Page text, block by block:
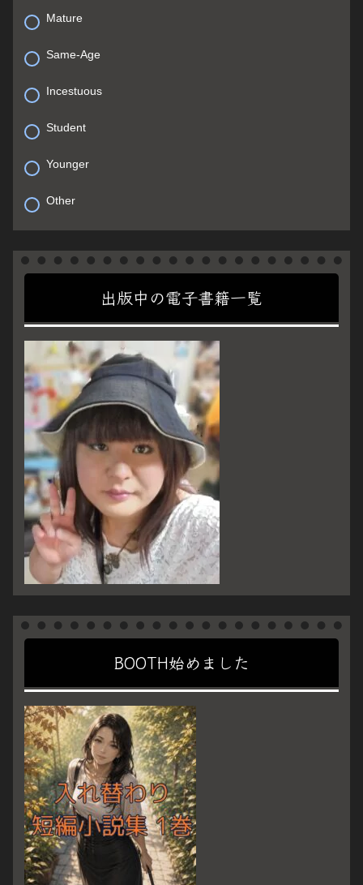
Mature
Same-Age
Incestuous
Student
Younger
Other
出版中の電子書籍一覧
BOOTH始めました